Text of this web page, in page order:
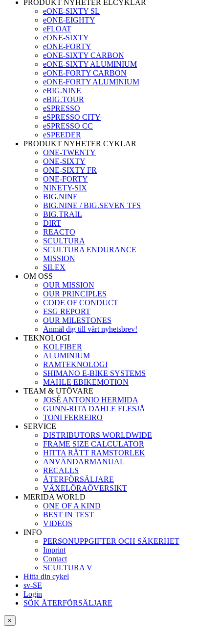
PRODUKT NYHETER ELCYKLAR
eONE-SIXTY SL
eONE-EIGHTY
eFLOAT
eONE-SIXTY
eONE-FORTY
eONE-SIXTY CARBON
eONE-SIXTY ALUMINIUM
eONE-FORTY CARBON
eONE-FORTY ALUMINIUM
eBIG.NINE
eBIG.TOUR
eSPRESSO
eSPRESSO CITY
eSPRESSO CC
eSPEEDER
PRODUKT NYHETER CYKLAR
ONE-TWENTY
ONE-SIXTY
ONE-SIXTY FR
ONE-FORTY
NINETY-SIX
BIG.NINE
BIG.NINE / BIG.SEVEN TFS
BIG.TRAIL
DIRT
REACTO
SCULTURA
SCULTURA ENDURANCE
MISSION
SILEX
OM OSS
OUR MISSION
OUR PRINCIPLES
CODE OF CONDUCT
ESG REPORT
OUR MILESTONES
Anmäl dig till vårt nyhetsbrev!
TEKNOLOGI
KOLFIBER
ALUMINIUM
RAMTEKNOLOGI
SHIMANO E-BIKE SYSTEMS
MAHLE EBIKEMOTION
TEAM & UTÖVARE
JOSÉ ANTONIO HERMIDA
GUNN-RITA DAHLE FLESJÅ
TONI FERREIRO
SERVICE
DISTRIBUTORS WORLDWIDE
FRAME SIZE CALCULATOR
HITTA RÄTT RAMSTORLEK
ANVÄNDARMANUAL
RECALLS
ÅTERFÖRSÄLJARE
VÄXELÖRAÖVERSIKT
MERIDA WORLD
ONE OF A KIND
BEST IN TEST
VIDEOS
INFO
PERSONUPPGIFTER OCH SÄKERHET
Imprint
Contact
SCULTURA V
Hitta din cykel
sv-SE
Login
SÖK ÅTERFÖRSÄLJARE
×